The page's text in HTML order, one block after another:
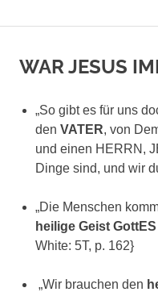
WAR JESUS
„So gibt es für uns
den VATER, von
und einen HERRN,
Dinge sind, und wir
„Die Menschen
heilige Geist GottES
White: 5T, p. 162}
„Wir brauchen den